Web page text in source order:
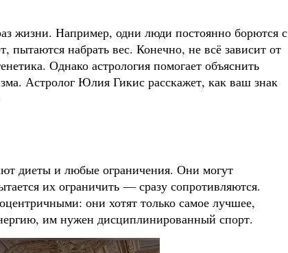
жизни. Например, одни люди постоянно борются с
пытаются набрать вес. Конечно, не всё зависит от
Однако астрология помогает объяснить
Астролог Юлия Гикис расскажет, как ваш знак
диеты и любые ограничения. Они могут
их ограничить — сразу сопротивляются.
они хотят только самое лучшее,
им нужен дисциплинированный спорт.